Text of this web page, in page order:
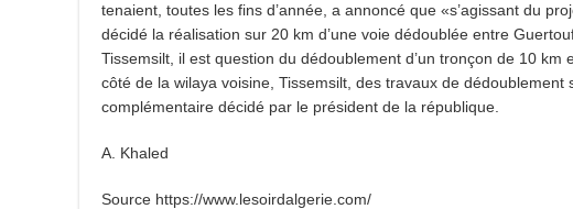
tenaient, toutes les fins d’année, a annoncé que «s’agissant du
décidé la réalisation sur 20 km d’une voie dédoublée entre
Tissemsilt, il est question du dédoublement d’un tronçon de 10
côté de la wilaya voisine, Tissemsilt, des travaux de
complémentaire décidé par le président de la république.
A. Khaled
Source https://www.lesoirdalgerie.com/